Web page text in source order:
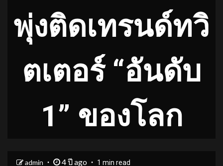
พุ่งติดเทรนด์ทวิ
ตเตอร์ “อันดับ
1” ของโลก
admin 4 ปี ago 1 min read